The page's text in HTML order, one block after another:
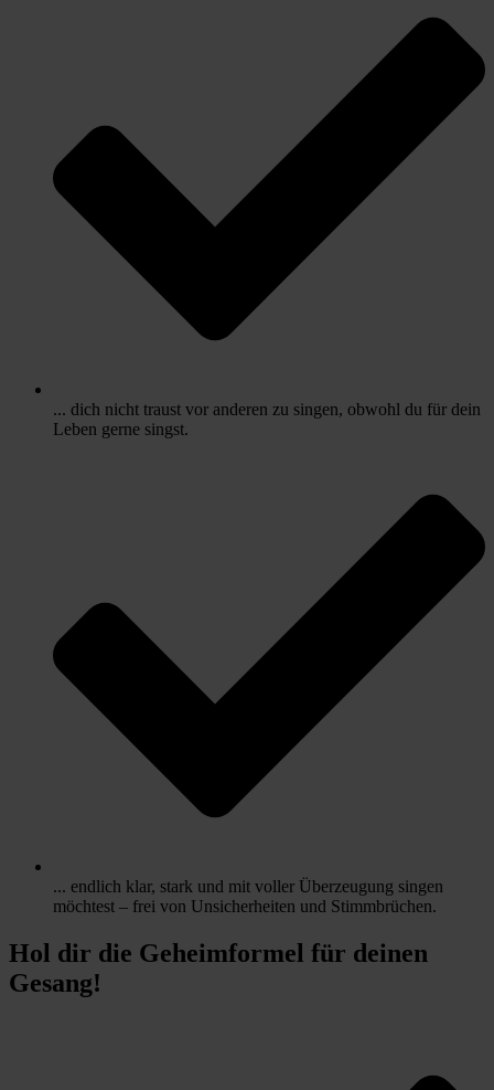
... dich nicht traust vor anderen zu singen, obwohl du für dein
Leben gerne singst.
... endlich klar, stark und mit voller Überzeugung singen
möchtest – frei von Unsicherheiten und Stimmbrüchen.
Hol dir die Geheimformel für deinen
Gesang!